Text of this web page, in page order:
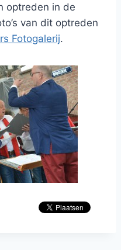
optreden in de
van dit optreden
Fotogalerij.